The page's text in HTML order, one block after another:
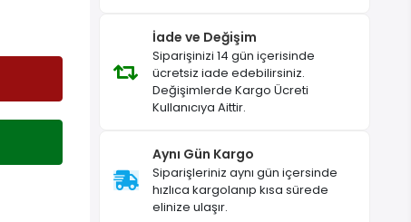
İade ve Değişim
Siparişinizi 14 gün içerisinde
ücretsiz iade edebilirsiniz.
Değişimlerde Kargo Ücreti
Kullanıcıya Aittir.
Aynı Gün Kargo
Siparişleriniz aynı gün içersinde
hızlıca kargolanıp kısa sürede
elinize ulaşır.